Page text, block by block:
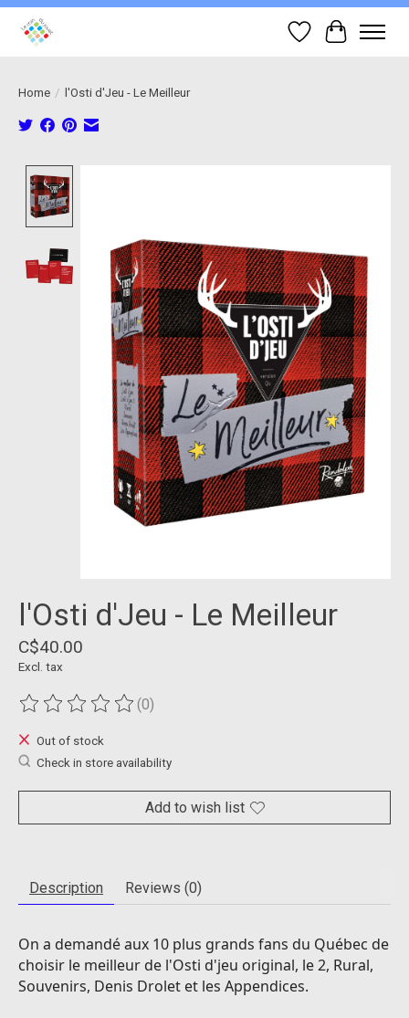
Wish List
Cart
Home / l'Osti d'Jeu - Le Meilleur
l'Osti d'Jeu - Le Meilleur
C$40.00
Excl. tax
The rating of this product is
(0)
Out of stock
Check in store availability
Add to wish list
Description Reviews (0)
On a demandé aux 10 plus grands fans du Québec de
choisir le meilleur de l'Osti d'jeu original, le 2, Rural,
Souvenirs, Denis Drolet et les Appendices.